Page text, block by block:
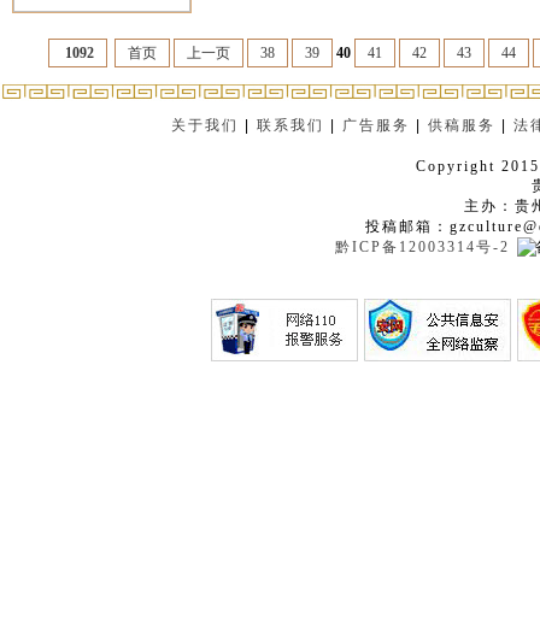
1092 首页 上一页 38 39 40 41 42 43 44
关于我们 |联系我们 广告服务 |供稿服务 |法
Copyright
主办：贵
投稿邮箱：
黔ICP备12003314号-2